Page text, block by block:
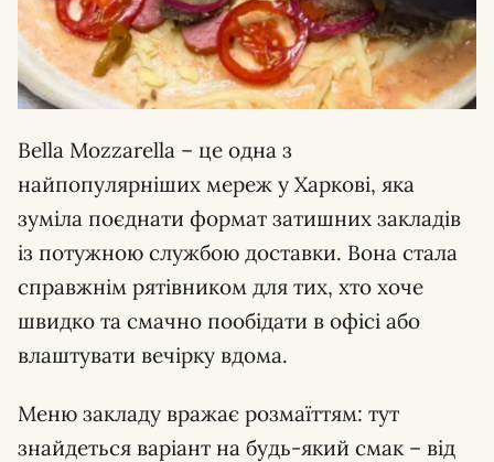
Bella Mozzarella – це одна з
найпопулярніших мереж у Харкові, яка
зуміла поєднати формат затишних закладів
із потужною службою доставки. Вона стала
справжнім рятівником для тих, хто хоче
швидко та смачно пообідати в офісі або
влаштувати вечірку вдома.
Меню закладу вражає розмаїттям: тут
знайдеться варіант на будь-який смак – від